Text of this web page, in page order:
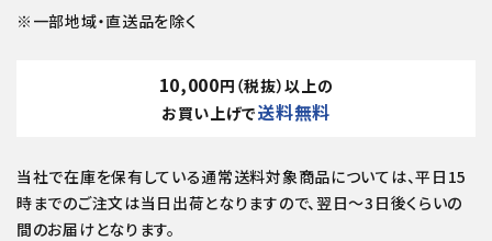
※一部地域・直送品を除く
10,000円（税抜）以上の
お買い上げで送料無料
当社で在庫を保有している通常送料対象商品については、平日15
時までのご注文は当日出荷となりますので、翌日～3日後くらいの
間のお届けとなります。